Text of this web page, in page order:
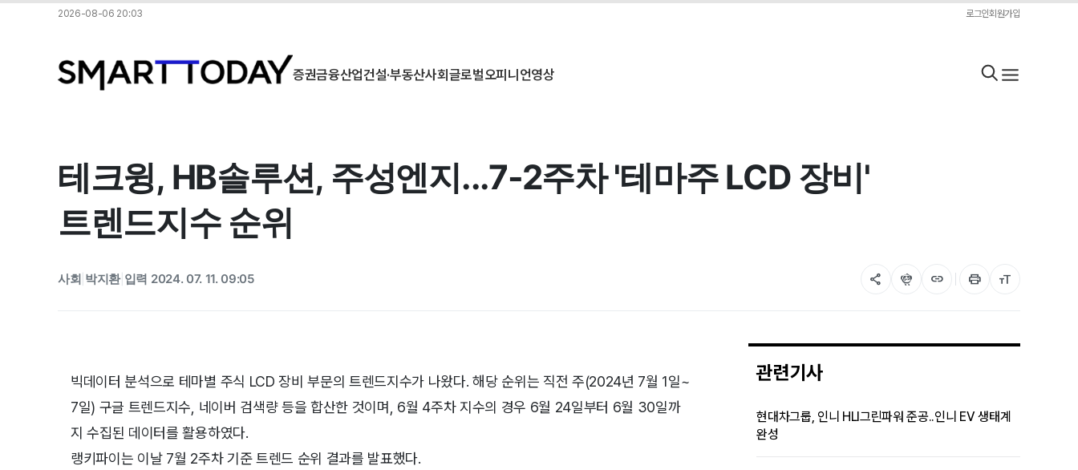
2026-08-06 20:03 로그인회원가입
증권금융산업건설·부동산사회글로벌오피니언영상
테크윙, HB솔루션, 주성엔지...7-2주차 '테마주 LCD 장비'
트렌드지수 순위
사회 박지환| 입력 2024. 07. 11. 09:05 share flutter_dash link print format_size
빅데이터 분석으로 테마별 주식 LCD 장비 부문의 트렌드지수가 나왔다. 해당 순위는 직전 주(2024년 7월 1일~
7일) 구글 트렌드지수, 네이버 검색량 등을 합산한 것이며, 6월 4주차 지수의 경우 6월 24일부터 6월 30일까
지 수집된 데이터를 활용하였다.
랭키파이는 이날 7월 2주차 기준 트렌드 순위 결과를 발표했다.
관련기사
현대차그룹, 인니 HLI그린파워 준공..인니 EV 생태계
완성